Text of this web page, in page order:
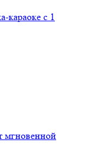
караоке с 1
мгновенной